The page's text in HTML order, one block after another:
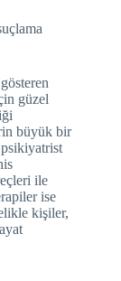
güzel
büyük bir
ile
ise
kişiler,